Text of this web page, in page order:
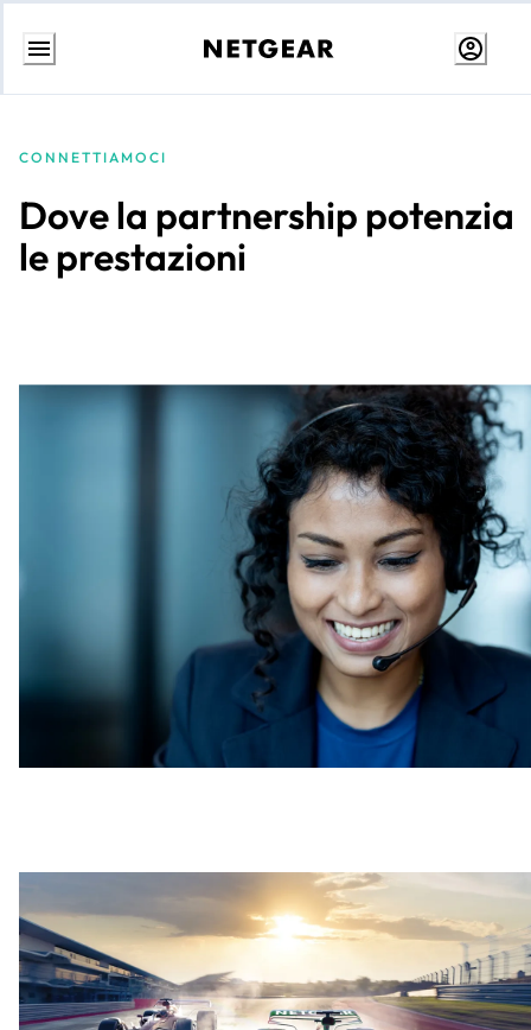
Passa
CONNETTIAMOCI
Dove la partnership potenzia
le prestazioni